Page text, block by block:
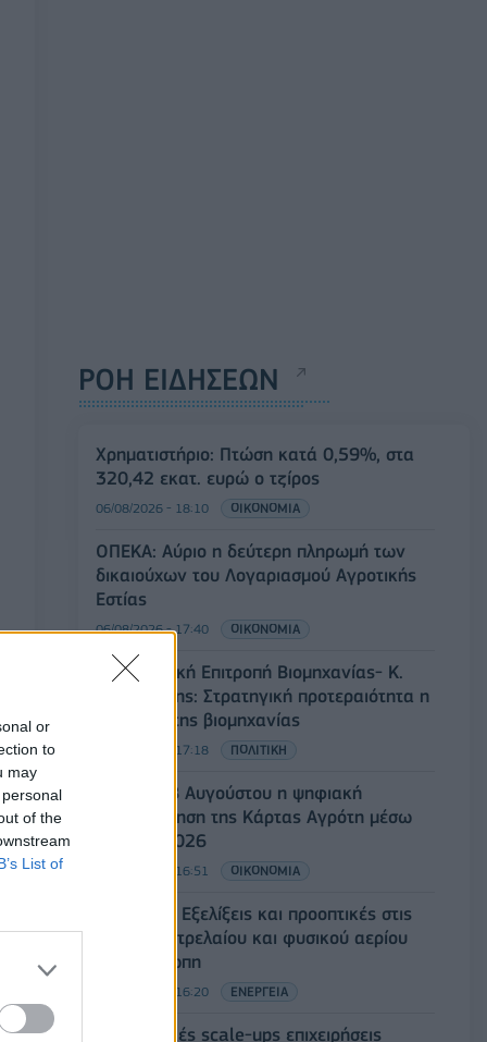
or
to
may
of the
List of
ΡΟΗ ΕΙΔΗΣΕΩΝ
Χρηματιστήριο: Πτώση κατά 0,59%, στα
320,42 εκατ. ευρώ ο τζίρος
06/08/2026 - 18:10 ΟΙΚΟΝΟΜΙΑ
ΟΠΕΚΑ: Αύριο η δεύτερη πληρωμή των
δικαιούχων του Λογαριασμού Αγροτικής
Εστίας
06/08/2026 - 17:40 ΟΙΚΟΝΟΜΙΑ
Κυβερνητική Επιτροπή Βιομηχανίας- Κ.
Μητσοτάκης: Στρατηγική προτεραιότητα η
ενίσχυση της βιομηχανίας
06/08/2026 - 17:18 ΠΟΛΙΤΙΚΗ
Από τις 28 Αυγούστου η ψηφιακή
ενεργοποίηση της Κάρτας Αγρότη μέσω
της ΕΑΕ 2026
06/08/2026 - 16:51 ΟΙΚΟΝΟΜΙΑ
Eurobank: Εξελίξεις και προοπτικές στις
αγορές πετρελαίου και φυσικού αερίου
στην Ευρώπη
06/08/2026 - 16:20 ΕΝΕΡΓΕΙΑ
Οι ελληνικές scale-ups επιχειρήσεις